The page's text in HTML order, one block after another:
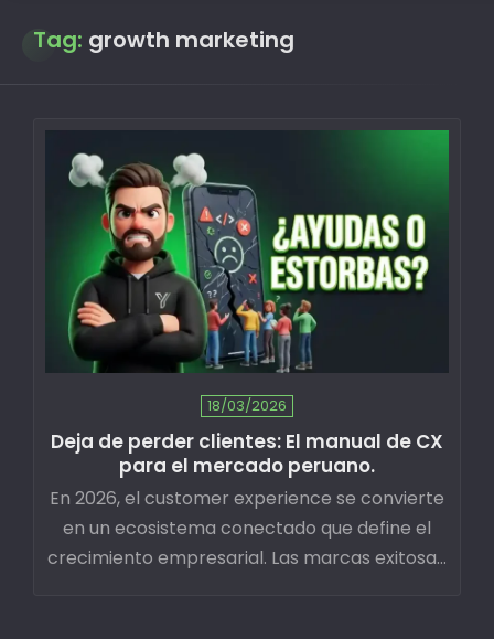
Tag: growth marketing
18/03/2026
Deja de perder clientes: El manual de CX
para el mercado peruano.
En 2026, el customer experience se convierte
en un ecosistema conectado que define el
crecimiento empresarial. Las marcas exitosas